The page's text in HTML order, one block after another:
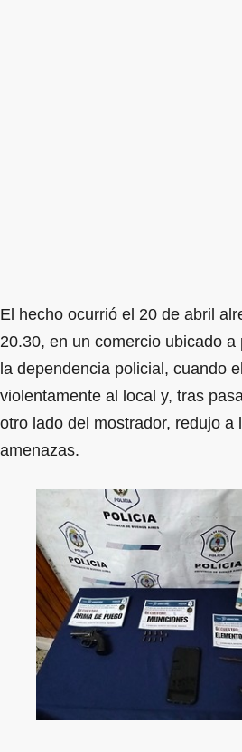
El hecho ocurrió el 20 de abril
20.30, en un comercio ubicado a
la dependencia policial, cuando
violentamente al local y, tras
otro lado del mostrador, redujo a
amenazas.